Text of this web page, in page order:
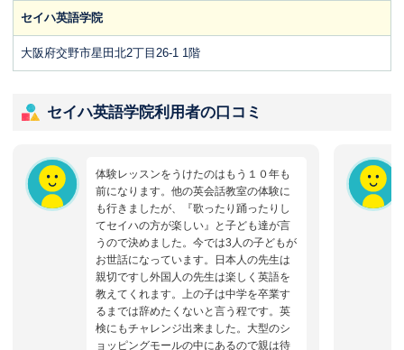
セイハ英語学院
大阪府交野市星田北2丁目26-1 1階
セイハ英語学院利用者の口コミ
体験レッスンをうけたのはもう１０年も
前になります。他の英会話教室の体験に
も行きましたが、『歌ったり踊ったりし
てセイハの方が楽しい』と子ども達が言
うので決めました。今では3人の子どもが
お世話になっています。日本人の先生は
親切ですし外国人の先生は楽しく英語を
教えてくれます。上の子は中学を卒業す
るまでは辞めたくないと言う程です。英
検にもチャレンジ出来ました。大型のシ
ョッピングモールの中にあるので親は待